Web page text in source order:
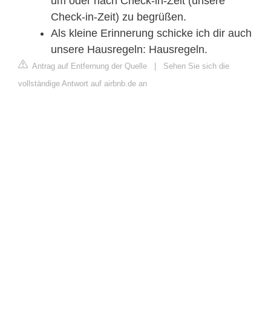
Check-in-Zeit) zu begrüßen.
Als kleine Erinnerung schicke ich dir auch
unsere Hausregeln: Hausregeln.
Antrag auf Entfernung der Quelle
Sehen Sie sich die
vollständige Antwort auf airbnb.de an